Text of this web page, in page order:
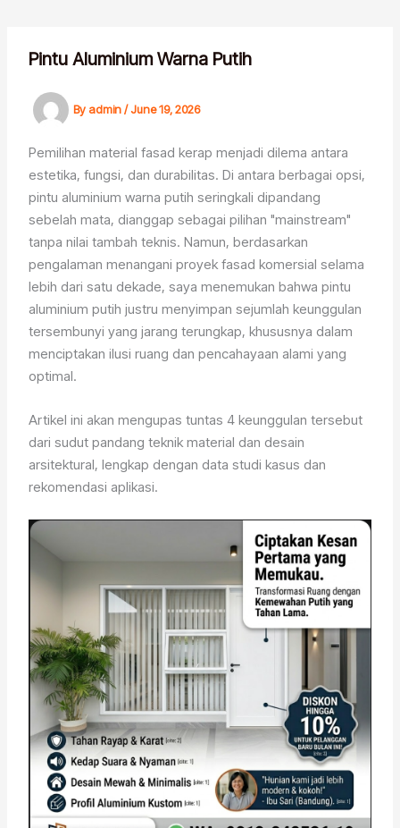
contentPintu Aluminium Warna Putih
Byadmin/June 19, 2026
Pemilihan material fasad kerap menjadi dilema antara
estetika, fungsi, dan durabilitas. Di antara berbagai opsi,
pintu aluminium warna putih seringkali dipandang
sebelah mata, dianggap sebagai pilihan "mainstream"
tanpa nilai tambah teknis. Namun, berdasarkan
pengalaman menangani proyek fasad komersial selama
lebih dari satu dekade, saya menemukan bahwa pintu
aluminium putih justru menyimpan sejumlah keunggulan
tersembunyi yang jarang terungkap, khususnya dalam
menciptakan ilusi ruang dan pencahayaan alami yang
optimal.
Artikel ini akan mengupas tuntas 4 keunggulan tersebut
dari sudut pandang teknik material dan desain
arsitektural, lengkap dengan data studi kasus dan
rekomendasi aplikasi.